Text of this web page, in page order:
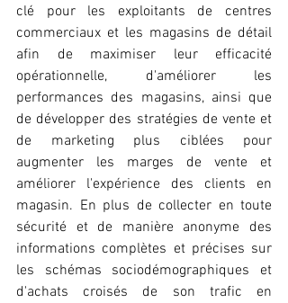
clé pour les exploitants de centres
commerciaux et les magasins de détail
afin de maximiser leur efficacité
opérationnelle, d'améliorer les
performances des magasins, ainsi que
de développer des stratégies de vente et
de marketing plus ciblées pour
augmenter les marges de vente et
améliorer l'expérience des clients en
magasin. En plus de collecter en toute
sécurité et de manière anonyme des
informations complètes et précises sur
les schémas sociodémographiques et
d'achats croisés de son trafic en